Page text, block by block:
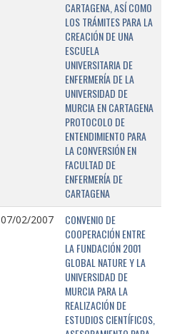
CARTAGENA, ASÍ COMO
LOS TRÁMITES PARA LA
CREACIÓN DE UNA
ESCUELA
UNIVERSITARIA DE
ENFERMERÍA DE LA
UNIVERSIDAD DE
MURCIA EN CARTAGENA
PROTOCOLO DE
ENTENDIMIENTO PARA
LA CONVERSIÓN EN
FACULTAD DE
ENFERMERÍA DE
CARTAGENA
07/02/2007
CONVENIO DE
COOPERACIÓN ENTRE
LA FUNDACIÓN 2001
GLOBAL NATURE Y LA
UNIVERSIDAD DE
MURCIA PARA LA
REALIZACIÓN DE
ESTUDIOS CIENTÍFICOS,